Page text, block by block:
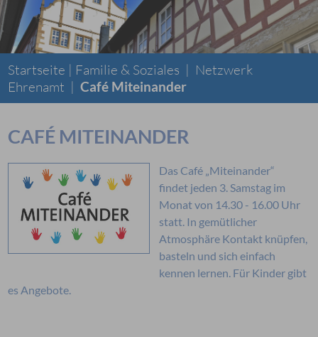
Startseite | Familie & Soziales | Netzwerk
Ehrenamt |Café Miteinander
CAFÉ MITEINANDER
Das Café „Miteinander“
findet jeden 3. Samstag im
Monat von 14.30 - 16.00 Uhr
statt. In gemütlicher
Atmosphäre Kontakt knüpfen,
basteln und sich einfach
kennen lernen. Für Kinder gibt
es Angebote.